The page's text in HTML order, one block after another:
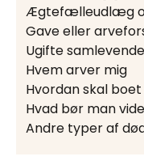
Ægtefælleudlæg
Gave eller
Ugifte samlevende
Hvem arver mig
Hvordan skal
Hvad bør man
Andre typer af